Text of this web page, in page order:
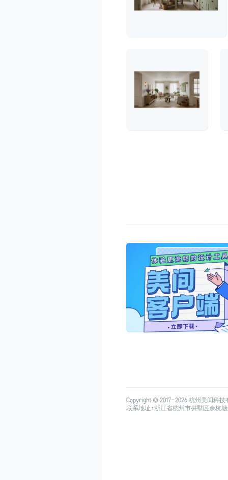
Copyright © 2017-2026杭州美间科技
联系地址：浙江省杭州市拱墅区余杭